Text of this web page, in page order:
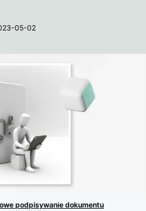
05-02
podpisywanie dokumentu